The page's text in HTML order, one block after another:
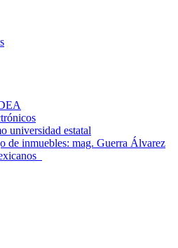
universidad estatal
de inmuebles: mag. Guerra Álvarez